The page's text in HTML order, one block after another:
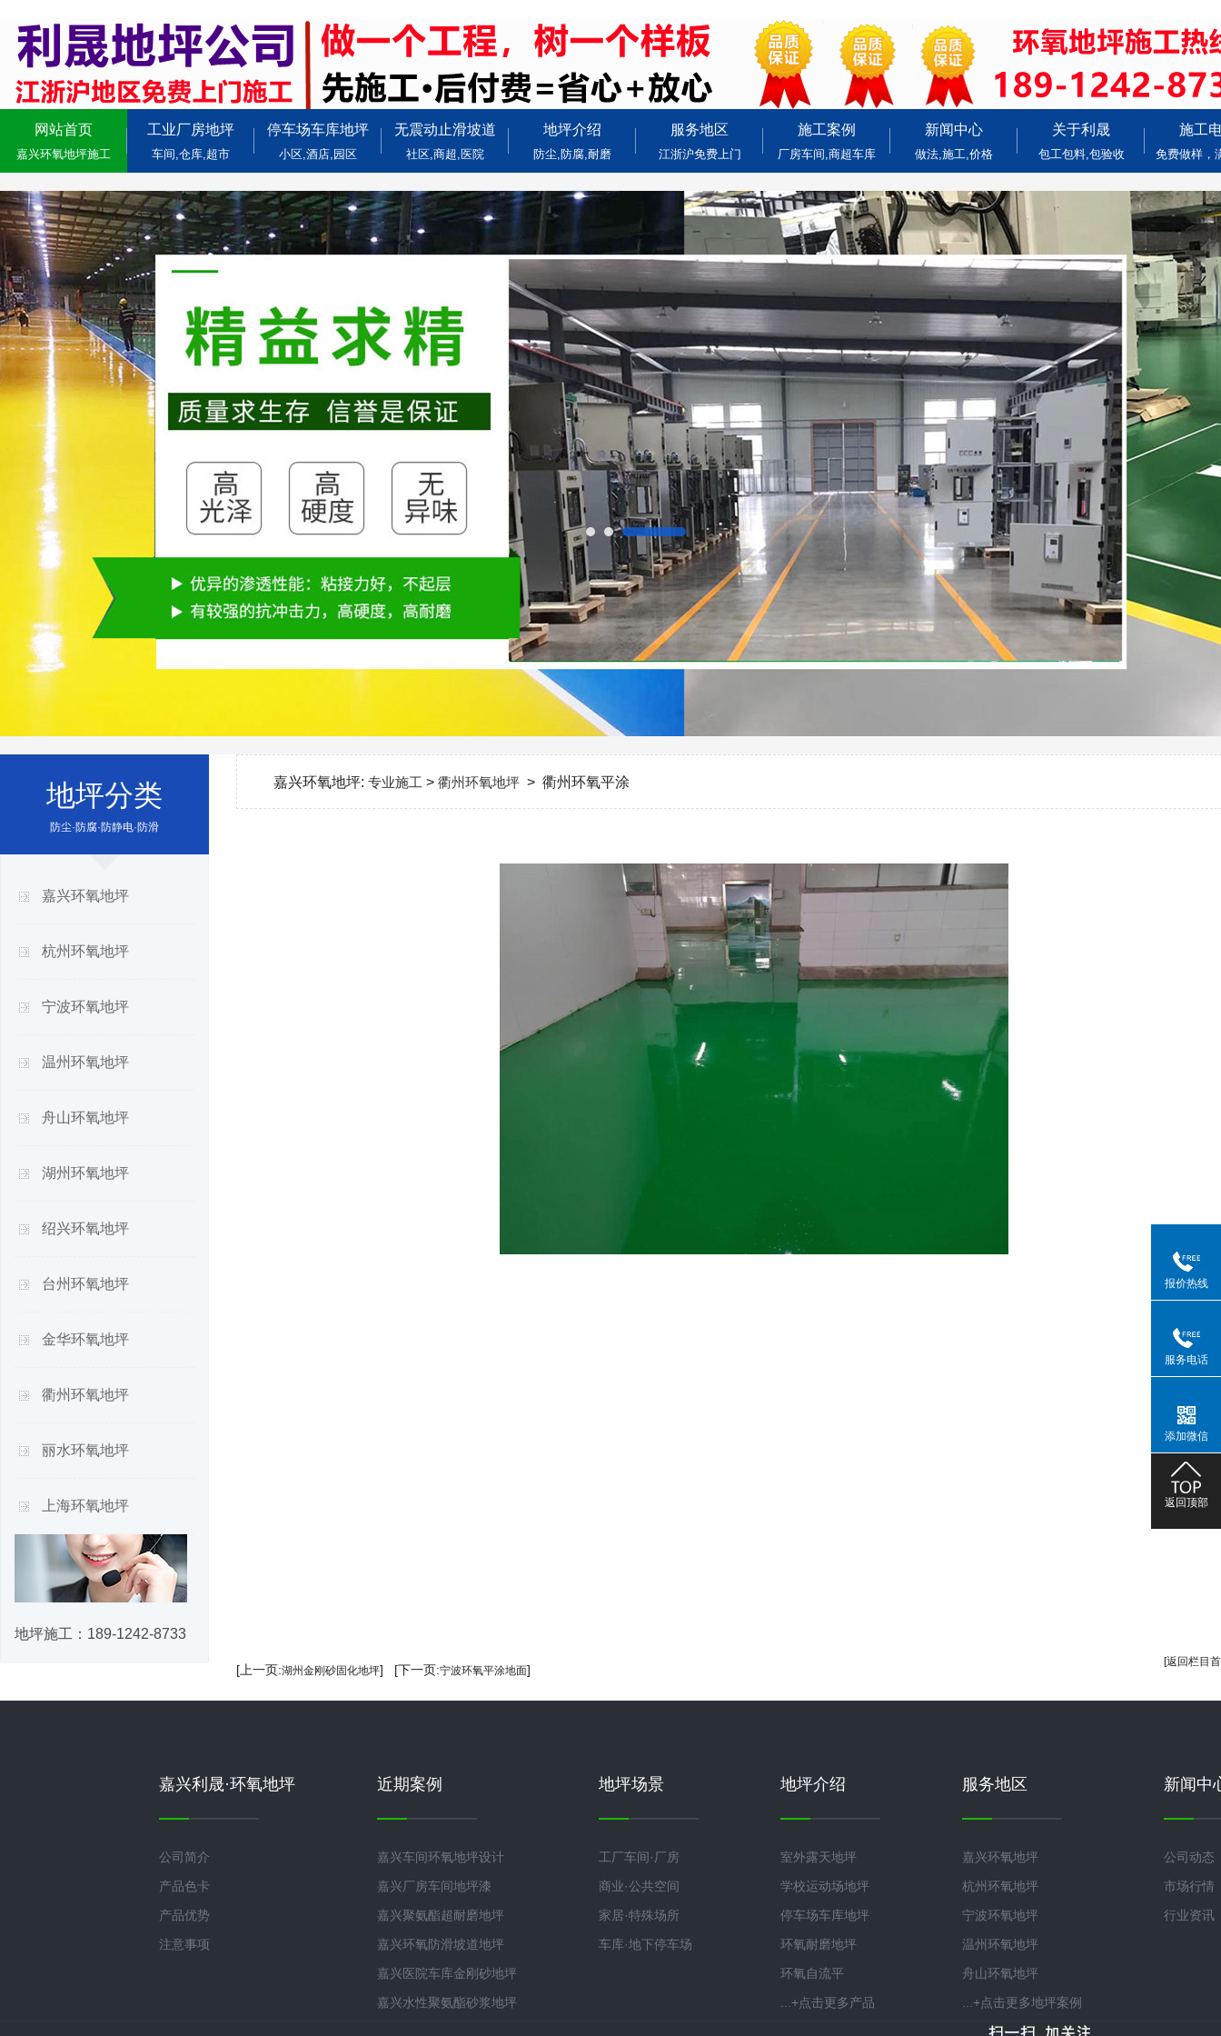
网站首页
嘉兴环氧地坪施工
工业厂房地坪
车间,仓库,超市
停车场车库地坪
小区,酒店,园区
无震动止滑坡道
社区,商超,医院
地坪介绍
防尘,防腐,耐磨
服务地区
江浙沪免费上门
施工案例
厂房车间,商超车库
新闻中心
做法,施工,价格
关于利晟
包工包料,包验收
施工
免费做样，
地坪分类
防尘·防腐·防静电·防滑
嘉兴环氧地坪
杭州环氧地坪
宁波环氧地坪
温州环氧地坪
舟山环氧地坪
湖州环氧地坪
绍兴环氧地坪
台州环氧地坪
金华环氧地坪
衢州环氧地坪
丽水环氧地坪
上海环氧地坪
地坪施工： 189-1242-8733
嘉兴环氧地坪: 专业施工 > 衢州环氧地坪 > 衢州环氧平涂
[返回栏目
[上一页:湖州金刚砂固化地坪] [下一页:宁波环氧平涂地面]
嘉兴利晟·环氧地坪
公司简介
产品色卡
产品优势
注意事项
近期案例
嘉兴车间环氧地坪设计
嘉兴厂房车间地坪漆
嘉兴聚氨酯超耐磨地坪
嘉兴环氧防滑坡道地坪
嘉兴医院车库金刚砂地坪
嘉兴水性聚氨酯砂浆地坪
地坪场景
工厂车间·厂房
商业·公共空间
家居·特殊场所
车库·地下停车场
地坪介绍
室外露天地坪
学校运动场地坪
停车场车库地坪
环氧耐磨地坪
环氧自流平
...+点击更多产品
服务地区
嘉兴环氧地坪
杭州环氧地坪
宁波环氧地坪
温州环氧地坪
舟山环氧地坪
...+点击更多地坪案例
新闻中
公司动态
市场行情
行业资讯
报价热线
服务电话
添加微信
返回顶部